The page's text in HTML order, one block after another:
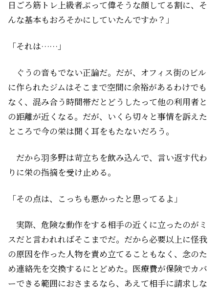
日ごろ筋トレ上級者ぶって偉そうな顔してる割に、そ
んな基本もおろそかにしていたんですか？」
「それは……」
ぐうの音もでない正論だ。だが、オフィス街のビル
に作られたジムはそこまで空間に余裕があるわけでも
なく、混み合う時間帯だとどうしたって他の利用者と
の距離が近くなる。だが、いくら切々と事情を訴えた
ところで今の栄は聞く耳をもたないだろう。
だから羽多野は苛立ちを飲み込んで、言い返す代わ
りに栄の指摘を受け止める。
「その点は、こっちも悪かったと思ってるよ」
実際、危険な動作をする相手の近くに立ったのがミ
スだと言われればそこまでだ。だから必要以上に怪我
の原因を作った人物を責め立てることもなく、念のた
め連絡先を交換するにとどめた。医療費が保険でカバ
ーできる範囲におさまるなら、あえて相手に請求しな